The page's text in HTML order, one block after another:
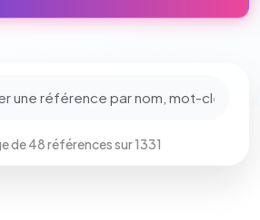
de 48 références sur 1331